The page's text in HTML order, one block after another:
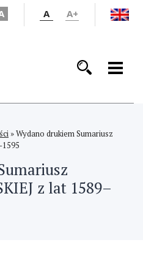
A A+
»Wydano drukiem Sumariusz
z lat 1589–